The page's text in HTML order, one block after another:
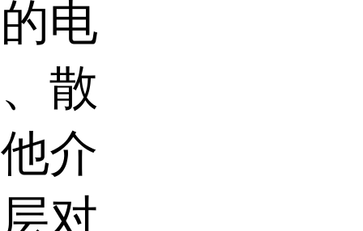
电
散
介
对